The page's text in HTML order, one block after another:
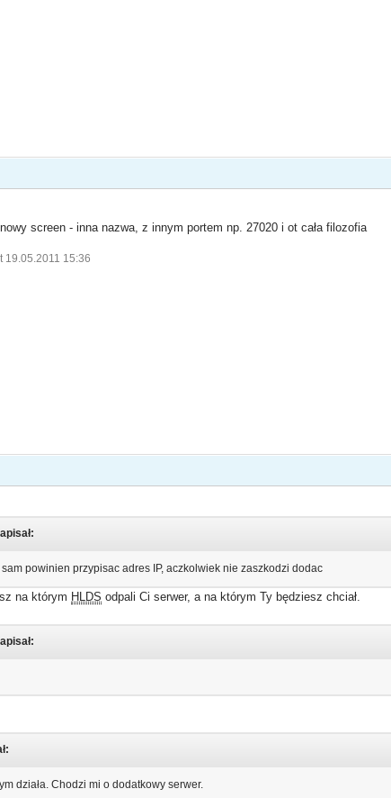
screen - inna nazwa, z innym portem np. 27020 i ot cała filozofia
19.05.2011 15:36
sam powinien przypisac adres IP, aczkolwiek nie zaszkodzi dodac
na którym HLDS odpali Ci serwer, a na którym Ty będziesz chciał.
działa. Chodzi mi o dodatkowy serwer.